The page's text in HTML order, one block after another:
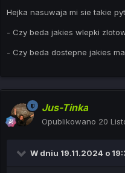
Hejka nasuwaja mi sie takie
- Czy beda jakies wlepki
- Czy beda dostepne jakies
Jus-Tinka
Opublikowano 20
W dniu 19.11.2024 o